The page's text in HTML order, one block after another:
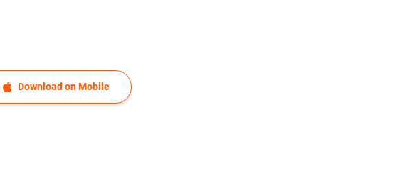
Download on Mobile